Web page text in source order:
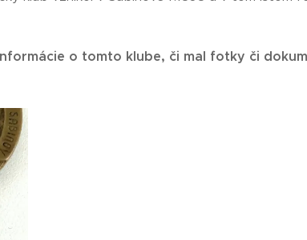
o tomto klube, či mal fotky či